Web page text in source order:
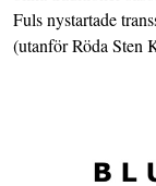
Fuls nystartade
(utanför Röda Sten